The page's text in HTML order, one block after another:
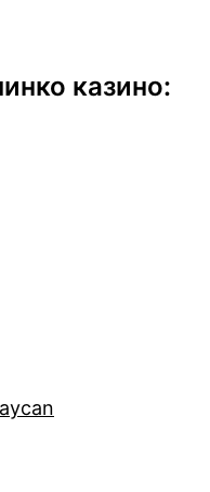
казино: